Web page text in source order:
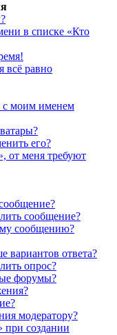
в списке «Кто
всё равно
с моим именем
его?
от меня требуют
сообщение?
сообщению?
вариантов ответа?
опрос?
форумы?
модератору?
при создании